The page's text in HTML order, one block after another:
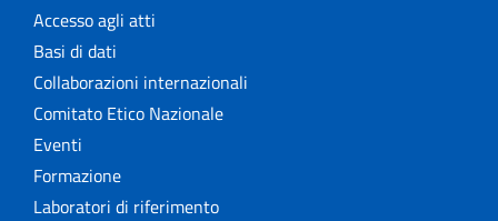
Accesso agli atti
Basi di dati
Collaborazioni internazionali
Comitato Etico Nazionale
Eventi
Formazione
Laboratori di riferimento